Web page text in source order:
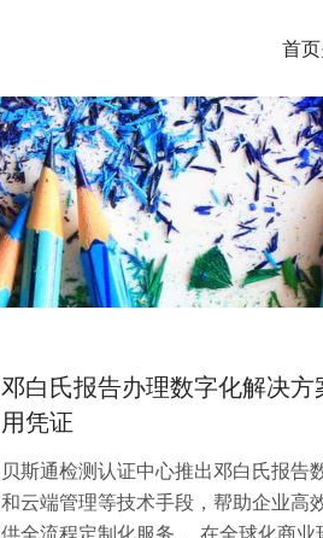
首页
邓白氏报告办理数字化解决
用凭证
贝斯通检测认证中心推出邓白氏报告
和云端管理等技术手段，帮助企业高